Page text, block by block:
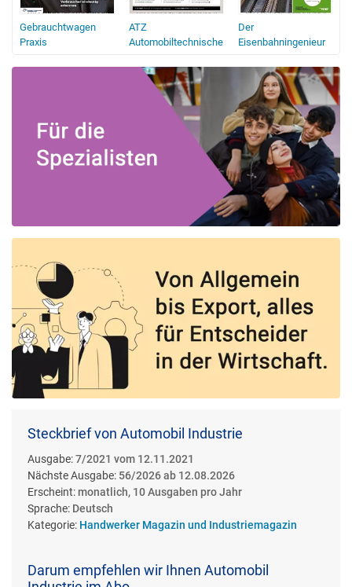
Gebrauchtwagen
Praxis
ATZ
Automobiltechnische
Der
Eisenbahningenieur
Steckbrief von Automobil Industrie
Ausgabe:7/2021 vom 12.11.2021
Nächste Ausgabe: 56/2026 ab 12.08.2026
Erscheint: monatlich, 10 Ausgaben pro Jahr
Sprache: Deutsch
Kategorie: Handwerker Magazin und Industriemagazin
Darum empfehlen wir Ihnen Automobil